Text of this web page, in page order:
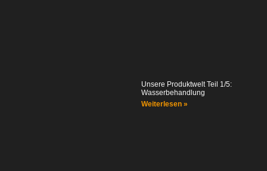
Unsere Produktwelt Teil 1/5:
Wasserbehandlung
Weiterlesen »